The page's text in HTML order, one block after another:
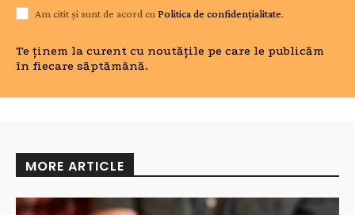
Am citit și sunt de acord cu Politica de confidențialitate.
Te ținem la curent cu noutățile pe care le publicăm
în fiecare săptămână.
MORE ARTICLE